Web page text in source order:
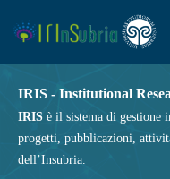
IRIS - Institutional
IRIS è il sistema di gestione
progetti, pubblicazioni,
dell’Insubria.